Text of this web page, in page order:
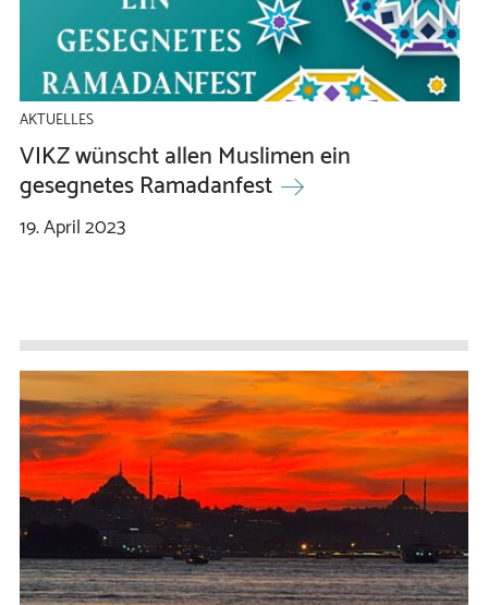
AKTUELLES
VIKZ wünscht allen Muslimen ein
gesegnetes Ramadanfest
19.April2023